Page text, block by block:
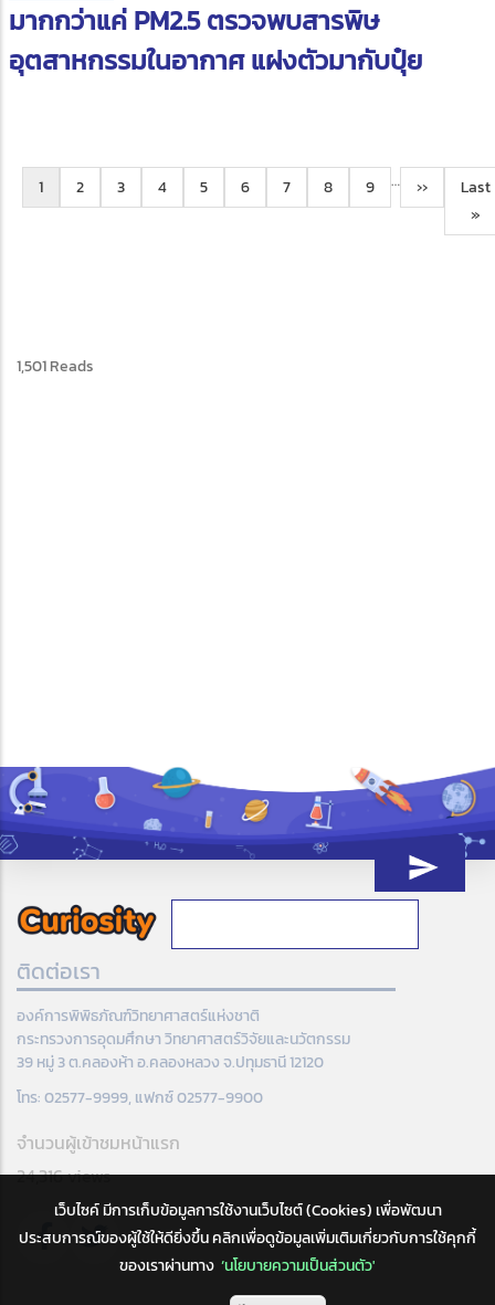
มากกว่าแค่ PM2.5 ตรวจพบสารพิษ
อุตสาหกรรมในอากาศ แฝงตัวมากับปุ๋ย
Pagination
Current
page
1
learning
center
2
learning
center
3
learning
center
4
learning
center
5
learning
center
6
learning
center
7
learning
center
8
learning
center
9 …
Next
page
››
Last
page
Last
»
1,501 Reads
ติดต่อเรา
องค์การพิพิธภัณฑ์วิทยาศาสตร์แห่งชาติ
กระทรวงการอุดมศึกษา วิทยาศาสตร์วิจัยและนวัตกรรม
39 หมู่ 3 ต.คลองห้า อ.คลองหลวง จ.ปทุมธานี 12120
โทร: 02577-9999, แฟกซ์ 02577-9900
จำนวนผู้เข้าชมหน้าแรก
24,316 views
เว็บไซค์ มีการเก็บข้อมูลการใช้งานเว็บไซต์ (Cookies) เพื่อพัฒนา
ประสบการณ์ของผู้ใช้ให้ดียิ่งขึ้น คลิกเพื่อดูข้อมูลเพิ่มเติมเกี่ยวกับการใช้คุกกี้
ของเราผ่านทาง ‘นโยบายความเป็นส่วนตัว'